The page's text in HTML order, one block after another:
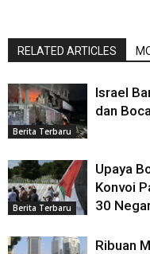
RELATED ARTICLES
Berita Terbaru
Israel
dan
Berita Terbaru
Upaya
Konvoi
30
Ribuan